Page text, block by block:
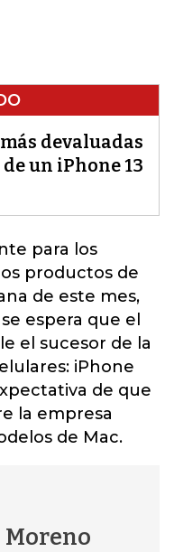
devaluadas
un iPhone 13
para los
productos de
de este mes,
espera que el
el sucesor de la
iPhone
de que
la empresa
de Mac.
Moreno